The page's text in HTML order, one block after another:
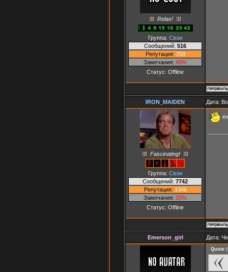
Relax!
Группа: Свои
Сообщений: 516
Репутация: 259
Замечания: 40%
Статус: Offline
IRON_MAIDEN Дата:
Fascinating!
Группа: Свои
Сообщений: 7742
Репутация: 1346
Замечания: 20%
Статус: Offline
Emerson_girl Дата:
Quote (